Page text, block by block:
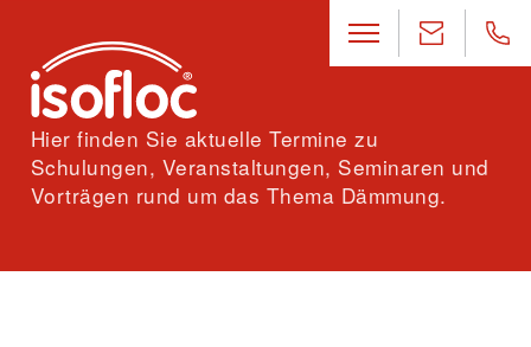
Hier finden Sie aktuelle Termine zu
Schulungen, Veranstaltungen, Seminaren und
Vorträgen rund um das Thema Dämmung.